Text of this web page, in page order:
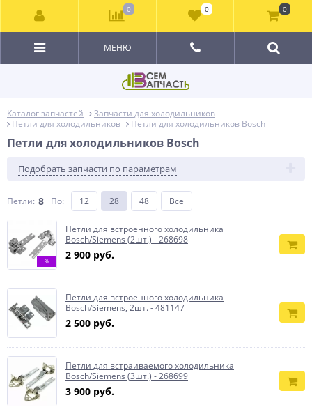
МЕНЮ
Каталог запчастей
Запчасти для холодильников
Петли для холодильников
Петли для холодильников Bosch
Петли для холодильников Bosch
Подобрать запчасти по параметрам
Петли: 8 По: 12 28 48 Все
%
Петли для встроенного холодильника
Bosch/Siemens (2шт.) - 268698
2 900 руб.
Петли для встроенного холодильника
Bosch/Siemens, 2шт. - 481147
2 500 руб.
Петли для встраиваемого холодильника
Bosch/Siemens (3шт.) - 268699
3 900 руб.
0 0 0